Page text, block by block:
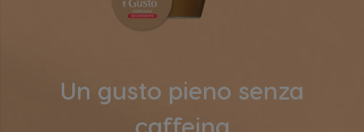
Un gusto pieno senza
caffeina